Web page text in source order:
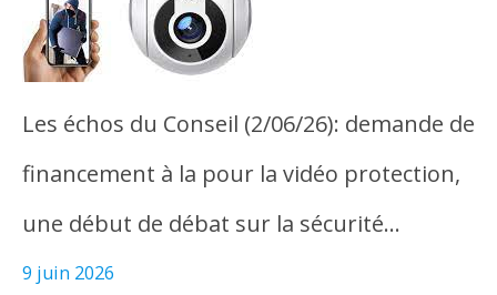
Les échos du Conseil (2/06/26): demande de
financement à la pour la vidéo protection,
une début de débat sur la sécurité…
9 juin 2026